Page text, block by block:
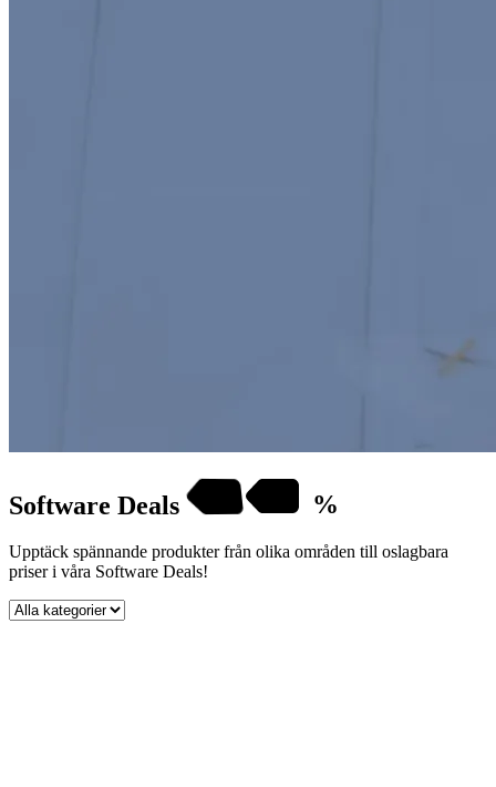
Software Deals %
Upptäck spännande produkter från olika områden till oslagbara
priser i våra Software Deals!